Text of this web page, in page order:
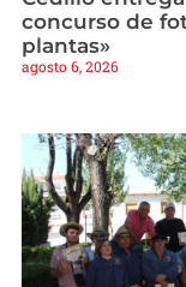
concurso de
plantas»
agosto 6, 2026